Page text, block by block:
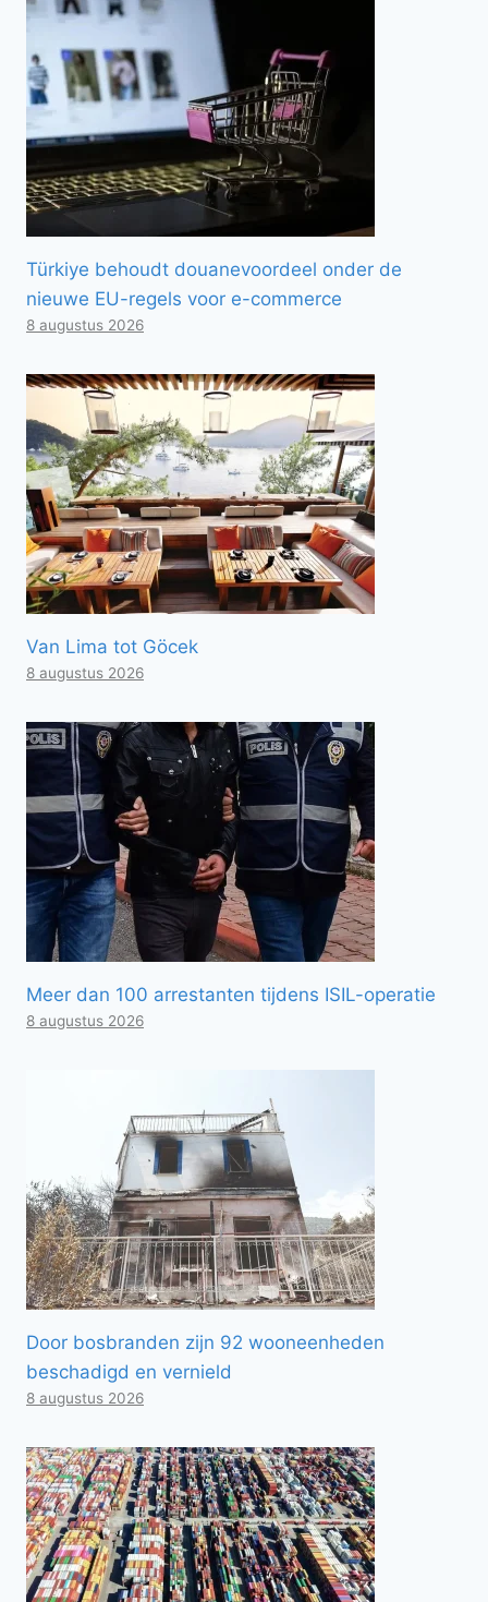
Türkiye behoudt douanevoordeel onder de
nieuwe EU-regels voor e-commerce
8 augustus 2026
Van Lima tot Göcek
8 augustus 2026
Meer dan 100 arrestanten tijdens ISIL-operatie
8 augustus 2026
Door bosbranden zijn 92 wooneenheden
beschadigd en vernield
8 augustus 2026